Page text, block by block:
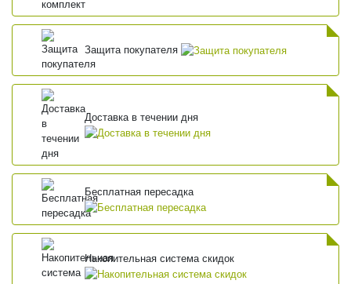
Защита покупателя
Доставка в течении дня
Бесплатная пересадка
Накопительная система скидок